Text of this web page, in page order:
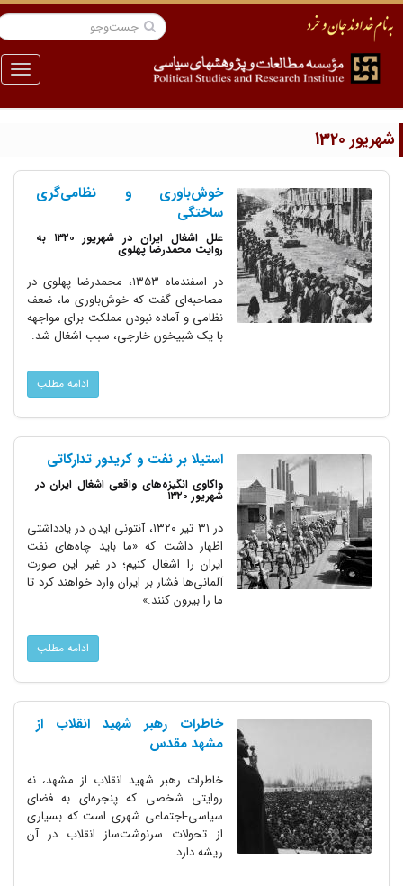
منو
1320
خوش‌باوری و نظامی‌گری
ساختگی
علل اشغال ایران در شهریور ۱۳۲۰ به
روایت محمدرضا پهلوی
در اسفندماه ۱۳۵۳، محمدرضا پهلوی در
مصاحبه‌ای گفت که خوش‌باوری ما، ضعف
نظامی و آماده نبودن مملکت برای مواجهه
با یک شبیخون خارجی، سبب اشغال شد.
ادامه مطلب
استیلا بر نفت و کریدور تدارکاتی
واکاوی انگیزه‌های واقعی اشغال ایران در
شهریور ۱۳۲۰
در ۳۱ تیر ۱۳۲۰، آنتونی ایدن در یادداشتی
اظهار داشت که «ما باید چاه‌های نفت
ایران را اشغال کنیم؛ در غیر این صورت
آلمانی‌ها فشار بر ایران وارد خواهند کرد تا
ما را بیرون کنند.»
ادامه مطلب
خاطرات رهبر شهید انقلاب از
مشهد مقدس
خاطرات رهبر شهید انقلاب از مشهد، نه
روایتی شخصی که پنجره‌ای به فضای
سیاسی-اجتماعی شهری است که بسیاری
از تحولات سرنوشت‌ساز انقلاب در آن
ریشه دارد.